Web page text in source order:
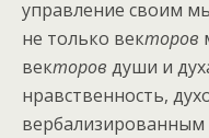
управление своим
не только векторов
векторов души и
нравственность,